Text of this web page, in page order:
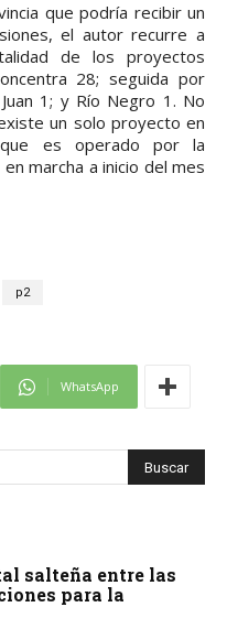
que podría recibir un
el autor recurre a
de los proyectos
28; seguida por
1; y Río Negro 1. No
un solo proyecto en
que es operado por la
marcha a inicio del mes
p2
WhatsApp
salteña entre las
para la